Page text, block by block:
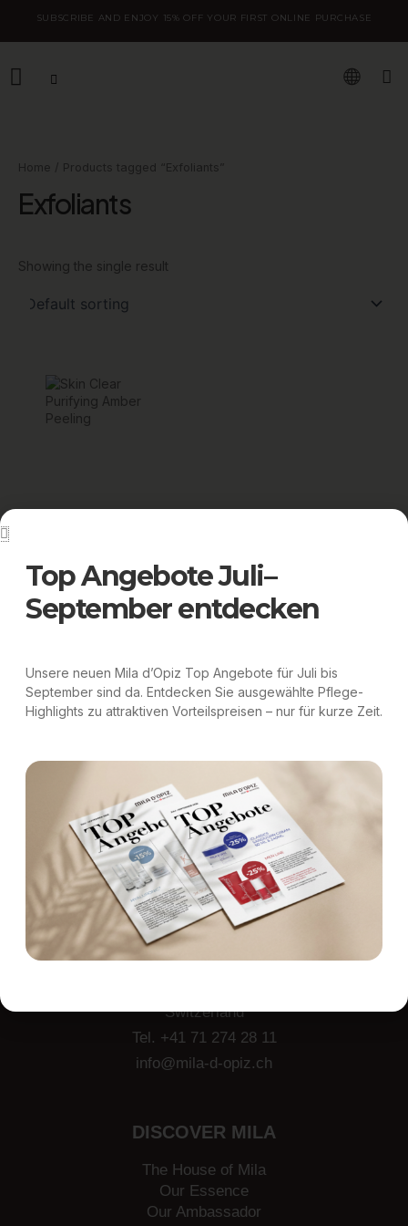
content
SUBSCRIBE AND ENJOY 15% OFF YOUR FIRST ONLINE PURCHASE
Home / Products tagged “Exfoliants”
Exfoliants
Showing the single result
Peeling
Nicht verfügbar
CONTACT
Switzerland
Tel. +41 71 274 28 11
info@mila-d-opiz.ch
DISCOVER MILA
The House of Mila
Our Essence
Our Ambassador
Top Angebote Juli–
September entdecken
Unsere neuen Mila d’Opiz Top Angebote für Juli bis
September sind da. Entdecken Sie ausgewählte Pflege-
Highlights zu attraktiven Vorteilspreisen – nur für kurze Zeit.